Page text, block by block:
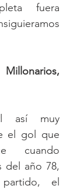
fuera
así muy
el gol que
cuando
del año 78,
el